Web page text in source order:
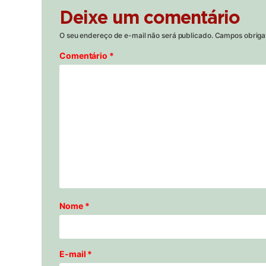
Deixe um comentário
O seu endereço de e-mail não será publicado. Campos
Comentário *
Nome *
E-mail *